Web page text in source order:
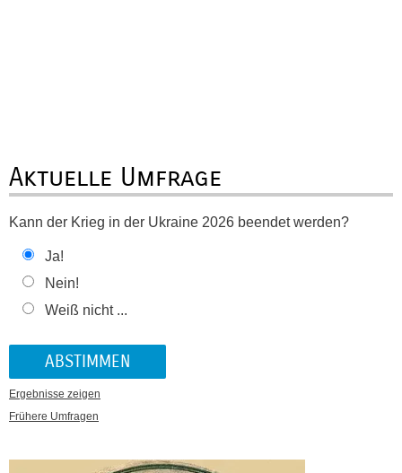
Aktuelle Umfrage
Kann der Krieg in der Ukraine 2026 beendet werden?
Ja!
Nein!
Weiß nicht ...
Ergebnisse zeigen
Frühere Umfragen